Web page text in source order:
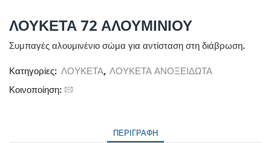
ΛΟΥΚΕΤΑ 72 ΑΛΟΥΜΙΝΙΟΥ
Συμπαγές αλουμινένιο σώμα για αντίσταση στη διάβρωση.
Κατηγορίες: ΛΟΥΚΕΤΑ, ΛΟΥΚΕΤΑ ΑΝΟΞΕΙΔΩΤΑ
Κοινοποίηση:
ΠΕΡΙΓΡΑΦΉ